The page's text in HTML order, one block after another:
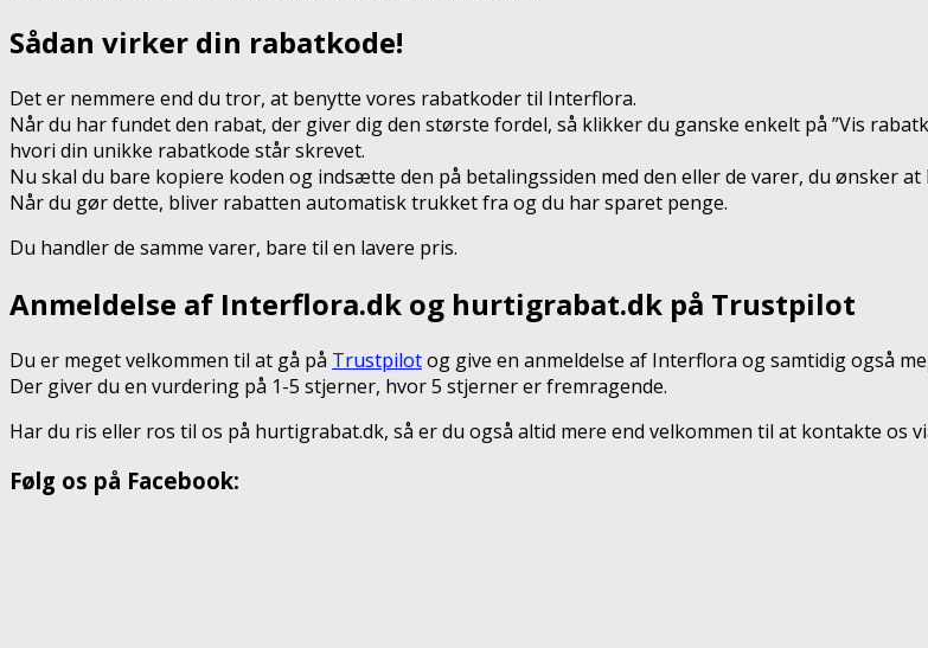
Sådan virker din rabatkode!
Det er nemmere end du tror, at benytte vores rabatkoder til Interflora.
Når du har fundet den rabat, der giver dig den største fordel, så klikker du ganske enkelt på ”Vis
hvori din unikke rabatkode står skrevet.
Nu skal du bare kopiere koden og indsætte den på betalingssiden med den eller de varer, du ønsker
Når du gør dette, bliver rabatten automatisk trukket fra og du har sparet penge.
Du handler de samme varer, bare til en lavere pris.
Anmeldelse af Interflora.dk og hurtigrabat.dk på Trustpilot
Du er meget velkommen til at gå på Trustpilotog give en anmeldelse af Interflora og samtidig også
Der giver du en vurdering på 1-5 stjerner, hvor 5 stjerner er fremragende.
Har du ris eller ros til os på hurtigrabat.dk, så er du også altid mere end velkommen til at kontakte os
Følg os på Facebook: